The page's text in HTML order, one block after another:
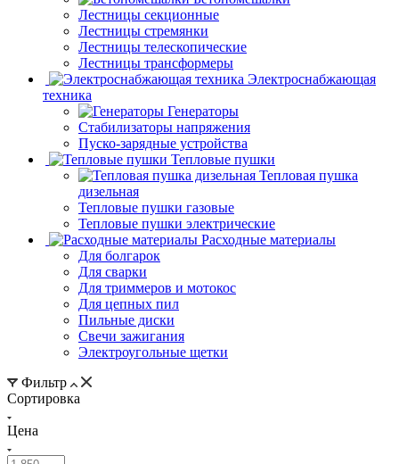
Лестницы секционные
Лестницы стремянки
Лестницы телескопические
Лестницы трансформеры
Электроснабжающая
техника
Генераторы
Стабилизаторы напряжения
Пуско-зарядные устройства
Тепловые пушки
Тепловая пушка
дизельная
Тепловые пушки газовые
Тепловые пушки электрические
Расходные материалы
Для болгарок
Для сварки
Для триммеров и мотокос
Для цепных пил
Пильные диски
Свечи зажигания
Электроугольные щетки
Фильтр
Сортировка
Цена